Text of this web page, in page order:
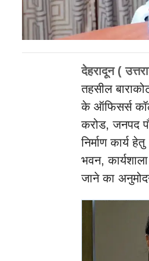
देहरादून (
तहसील
के ऑफिसर्स
करोड, जनपद
निर्माण कार्य
भवन,
जाने का